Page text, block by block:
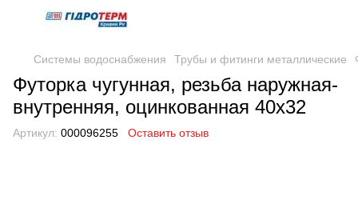
Системы водоснабжения Трубы и фитинги металлические
Футорка чугунная, резьба наружная-
внутренняя, оцинкованная 40х32
Артикул: 000096255 Оставить отзыв